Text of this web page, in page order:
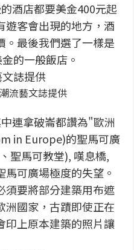
酒店都要美金400元起
遊客會出現的地方，酒
。最後我們選了一樣是
的一般飯店。
流藝文誌提供
連拿破崙都讚為"歐洲
in Europe)的聖馬可廣
聖馬可教堂), 嘆息橋,
可廣場極度的失望。
須要將部分建築用布遮
洲國家，古蹟即使正在
印上原本建築的照片讓